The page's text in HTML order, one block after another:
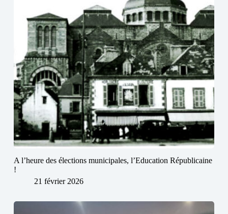
A l’heure des élections municipales, l’Education Républicaine
!
21 février 2026